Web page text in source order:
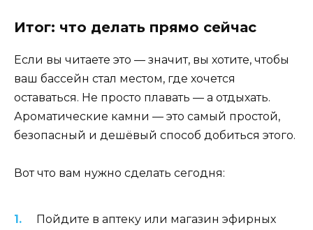
Итог: что делать прямо сейчас
Если вы читаете это — значит, вы хотите, чтобы
ваш бассейн стал местом, где хочется
оставаться. Не просто плавать — а отдыхать.
Ароматические камни — это самый простой,
безопасный и дешёвый способ добиться этого.
Вот что вам нужно сделать сегодня:
Пойдите в аптеку или магазин эфирных